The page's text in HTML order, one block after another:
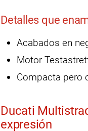
Detalles que
Acabados en
Motor
Compacta pero
Ducati
expresión